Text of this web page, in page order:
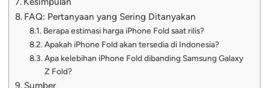
FAQ: Pertanyaan yang Sering Ditanyakan
Berapa estimasi harga iPhone Fold saat rilis?
Apakah iPhone Fold akan tersedia di Indonesia?
Apa kelebihan iPhone Fold dibanding Samsung Galaxy
Z Fold?
Sumber